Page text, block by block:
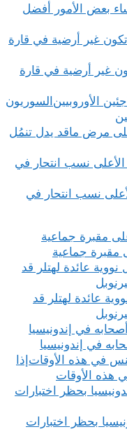
بعض الأمور أفضل
غير أرضية في قارة
السوريون
قد يدل تنمُل
نسب انتحار في
مقبرة جماعية
عائدة لهتلر قد
في إندونيسيا
إذا
هذه الأوقات
بحظر اختبارات